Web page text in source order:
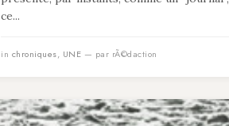
ce...
in chroniques, UNE — par rÃ©daction